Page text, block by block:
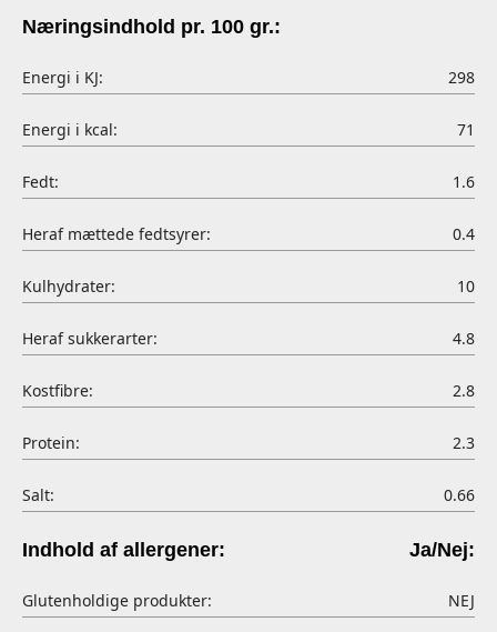
Næringsindhold pr. 100 gr.:
Energi i KJ: 298
Energi i kcal: 71
Fedt: 1.6
Heraf mættede fedtsyrer: 0.4
Kulhydrater: 10
Heraf sukkerarter: 4.8
Kostfibre: 2.8
Protein: 2.3
Salt: 0.66
Indhold af allergener: Ja/Nej:
Glutenholdige produkter: NEJ